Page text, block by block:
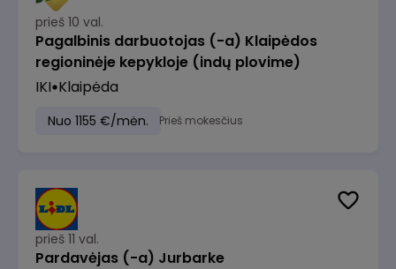
prieš 10 val.
Pagalbinis darbuotojas (-a) Klaipėdos
regioninėje kepykloje (indų plovime)
IKI Klaipėda
Nuo 1155 €/mėn. Prieš mokesčius
prieš 11 val.
Pardavėjas (-a) Jurbarke